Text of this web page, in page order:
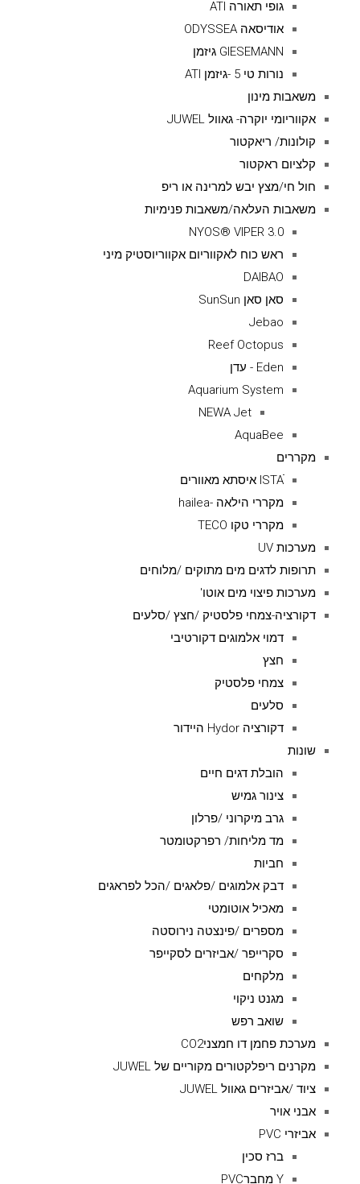
גופי תאורה ATI
אודיסאה ODYSSEA
GIESEMANN גיזמן
נורות טי 5 -גיזמן ATI
משאבות מינון
אקווריומי יוקרה- גאוול JUWEL
קולונות/ ריאקטור
קלציום ראקטור
חול חי/מצץ יבש למרינה או ריפ
משאבות העלאה/משאבות פנימיות
NYOS® VIPER 3.0
ראש כוח לאקווריום אקווריוסטיק מיני
DAIBAO
סאן סאן SunSun
Jebao
Reef Octopus
Eden - עדן
Aquarium System
NEWA Jet
AquaBee
מקררים
ISTAׁׂ איסתא מאוורים
מקררי הילאה -hailea
מקררי טקו TECO
מערכות UV
תרופות לדגים מים מתוקים /מלוחים
מערכות פיצוי מים אוטו'
דקורציה-צמחי פלסטיק /חצץ /סלעים
דמוי אלמוגים דקורטיבי
חצץ
צמחי פלסטיק
סלעים
דקורציה Hydor היידור
שונות
הובלת דגים חיים
צינור גמיש
גרב מיקרוני /פרלון
מד מליחות/ רפרקטומטר
חביות
דבק אלמוגים /פלאגים /הכל לפראגים
מאכיל אוטומטי
מספרים /פינצטה נירוסטה
סקרייפר /אביזרים לסקייפר
מלקחים
מגנט ניקוי
שואב רפש
מערכת פחמן דו חמצניCO2
מקרנים ריפלקטורים מקוריים של JUWEL
ציוד /אביזרים גאוול JUWEL
אבני אויר
אביזרי PVC
ברז סכין
Y מחברPVC